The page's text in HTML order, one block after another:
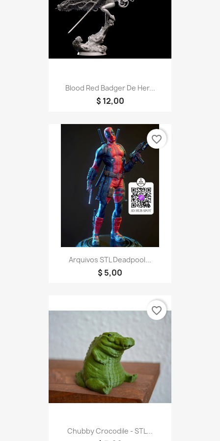
Blood Red Badger De Her...
$ 12,00
Arquivos STL Deadpool...
$ 5,00
favorite_border
Chubby Crocodile - STL...
favorite_border